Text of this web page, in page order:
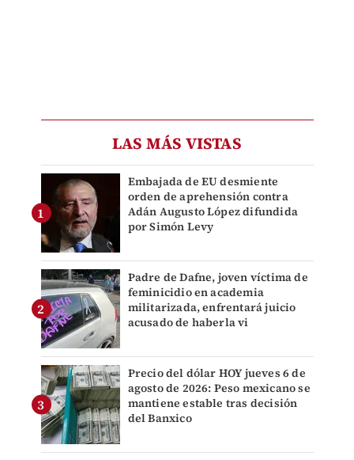
LAS MÁS VISTAS
Embajada de EU desmiente
orden de aprehensión contra
Adán Augusto López difundida
por Simón Levy
Padre de Dafne, joven víctima de
feminicidio en academia
militarizada, enfrentará juicio
acusado de haberla vi
Precio del dólar HOY jueves 6 de
agosto de 2026: Peso mexicano se
mantiene estable tras decisión
del Banxico